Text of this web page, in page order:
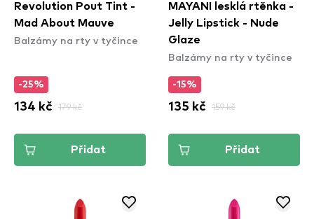
Revolution Pout Tint -
Mad About Mauve
Balzámy na rty v tyčince
-25%
134 kč 179 kč
Přidat
MAYANI lesklá rtěnka -
Jelly Lipstick - Nude
Glaze
Balzámy na rty v tyčince
-15%
135 kč 159 kč
Přidat